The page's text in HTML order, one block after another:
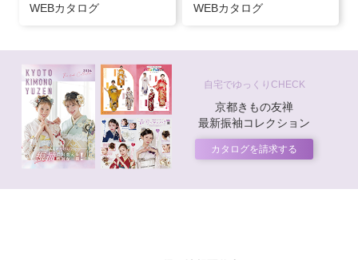
WEBカタログ
WEBカタログ
自宅でゆっくりCHECK
京都きもの友禅
最新振袖コレクション
カタログを請求する